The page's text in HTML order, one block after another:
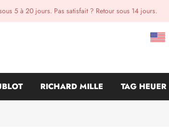
5 à 20 jours. Pas satisfait ? Retour sous 14 jours.
RICHARD MILLE TAG HEUER